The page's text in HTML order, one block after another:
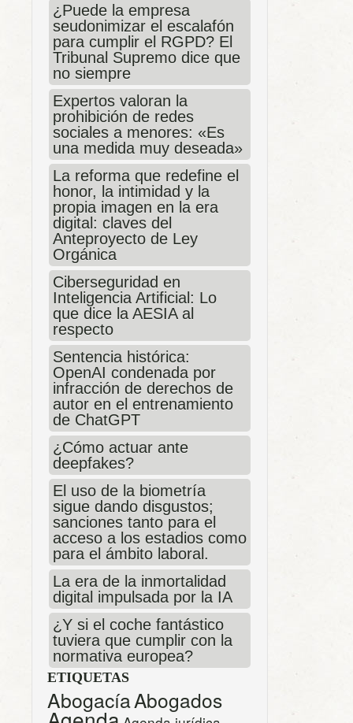
¿Puede la empresa
seudonimizar el escalafón
para cumplir el RGPD? El
Tribunal Supremo dice que
no siempre
Expertos valoran la
prohibición de redes
sociales a menores: «Es
una medida muy deseada»
La reforma que redefine el
honor, la intimidad y la
propia imagen en la era
digital: claves del
Anteproyecto de Ley
Orgánica
Ciberseguridad en
Inteligencia Artificial: Lo
que dice la AESIA al
respecto
Sentencia histórica:
OpenAI condenada por
infracción de derechos de
autor en el entrenamiento
de ChatGPT
¿Cómo actuar ante
deepfakes?
El uso de la biometría
sigue dando disgustos;
sanciones tanto para el
acceso a los estadios como
para el ámbito laboral.
La era de la inmortalidad
digital impulsada por la IA
¿Y si el coche fantástico
tuviera que cumplir con la
normativa europea?
ETIQUETAS
AbogacíaAbogados